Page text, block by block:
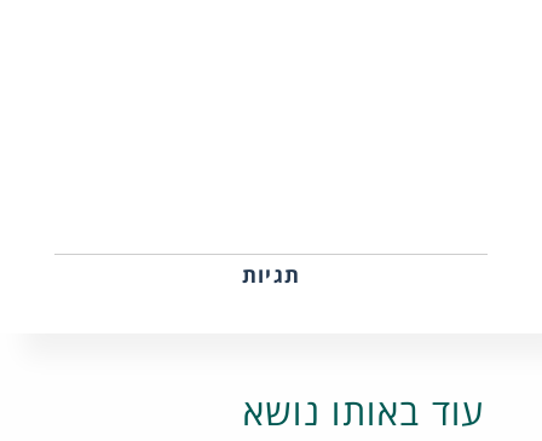
תגיות
עוד באותו נושא